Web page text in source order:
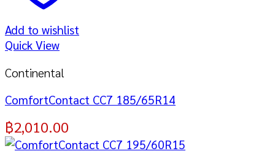
Add to wishlist
Quick View
Continental
ComfortContact CC7 185/65R14
฿2,010.00